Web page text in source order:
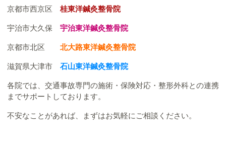
京都市西京区 桂東洋鍼灸整骨院
宇治市大久保 宇治東洋鍼灸整骨院
京都市北区 北大路東洋鍼灸整骨院
滋賀県大津市 石山東洋鍼灸整骨院
各院では、交通事故専門の施術・保険対応・整形外科との連携
までサポートしております。
不安なことがあれば、まずはお気軽にご相談ください。